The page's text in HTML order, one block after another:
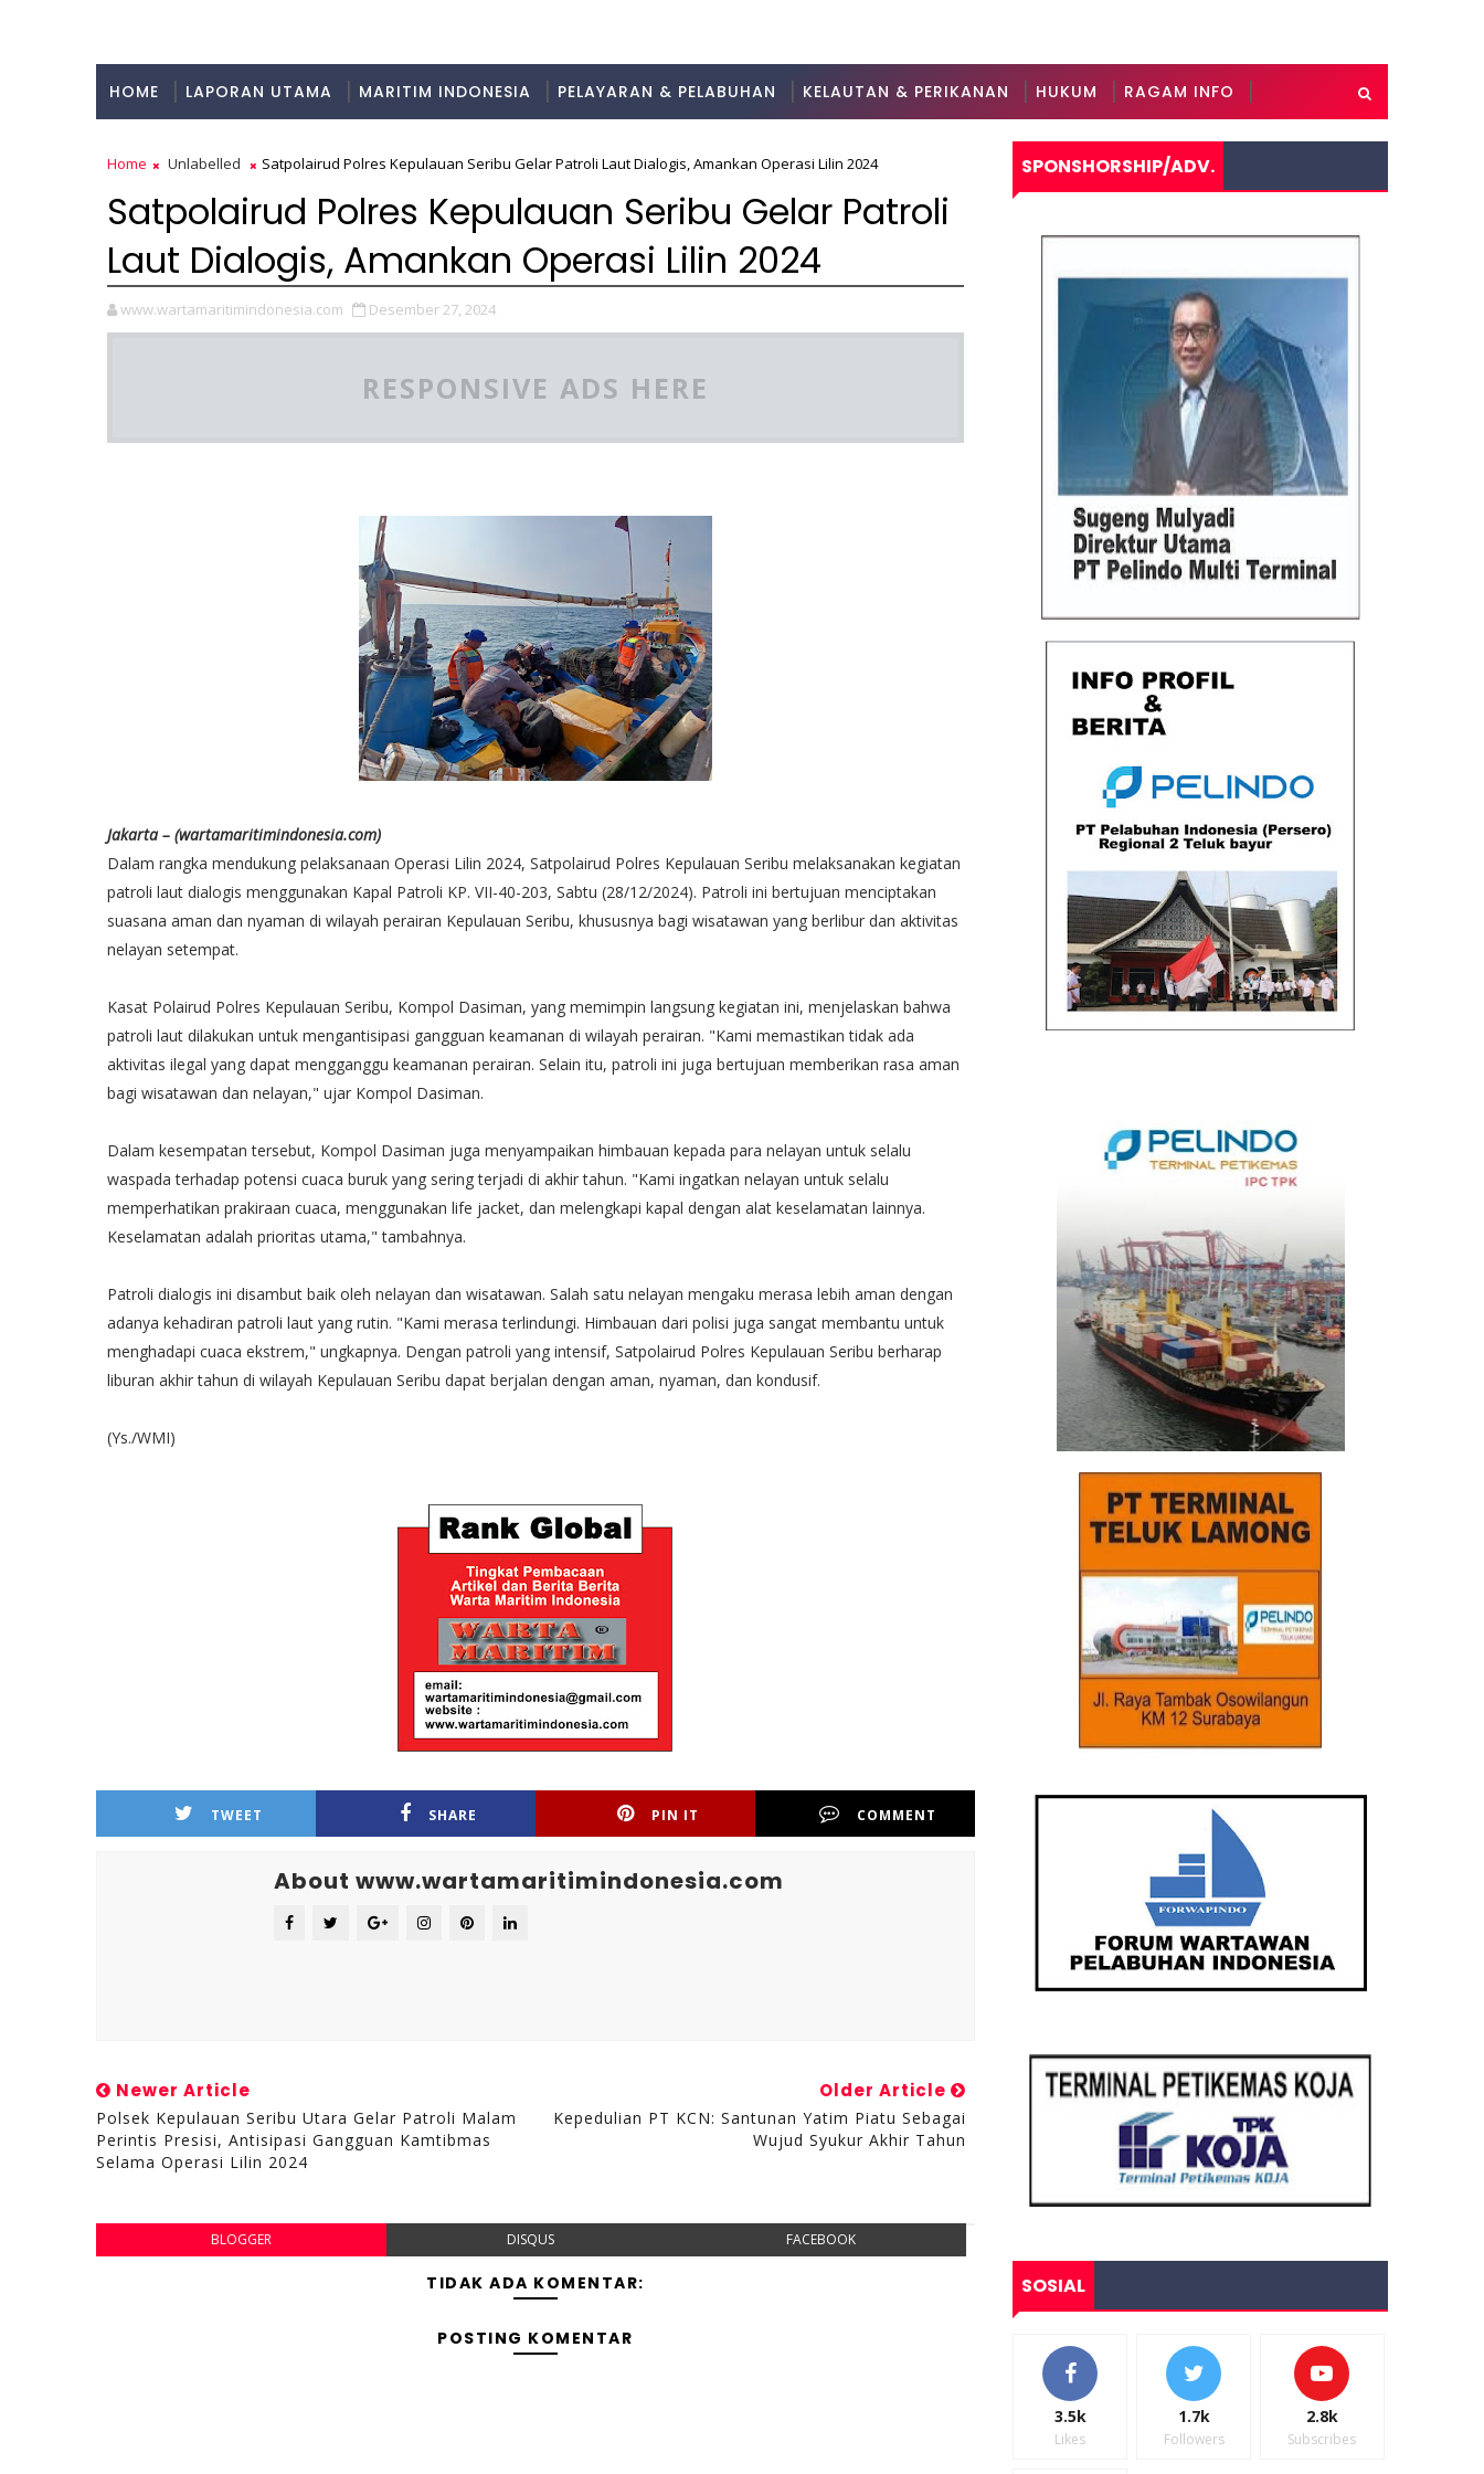
HOME LAPORAN UTAMA MARITIM INDONESIA PELAYARAN & PELABUHAN KELAUTAN & PERIKANAN HUKUM RAGAM INFO
Home Unlabelled Satpolairud Polres Kepulauan Seribu Gelar Patroli Laut Dialogis, Amankan Operasi Lilin 2024
Satpolairud Polres Kepulauan Seribu Gelar Patroli
Laut Dialogis, Amankan Operasi Lilin 2024
www.wartamaritimindonesia.com Desember 27, 2024
RESPONSIVE ADS HERE
Jakarta – (wartamaritimindonesia.com)
Dalam rangka mendukung pelaksanaan Operasi Lilin 2024, Satpolairud Polres Kepulauan Seribu melaksanakan kegiatan
patroli laut dialogis menggunakan Kapal Patroli KP. VII-40-203, Sabtu (28/12/2024). Patroli ini bertujuan menciptakan
suasana aman dan nyaman di wilayah perairan Kepulauan Seribu, khususnya bagi wisatawan yang berlibur dan aktivitas
nelayan setempat.
Kasat Polairud Polres Kepulauan Seribu, Kompol Dasiman, yang memimpin langsung kegiatan ini, menjelaskan bahwa
patroli laut dilakukan untuk mengantisipasi gangguan keamanan di wilayah perairan. "Kami memastikan tidak ada
aktivitas ilegal yang dapat mengganggu keamanan perairan. Selain itu, patroli ini juga bertujuan memberikan rasa aman
bagi wisatawan dan nelayan," ujar Kompol Dasiman.
Dalam kesempatan tersebut, Kompol Dasiman juga menyampaikan himbauan kepada para nelayan untuk selalu
waspada terhadap potensi cuaca buruk yang sering terjadi di akhir tahun. "Kami ingatkan nelayan untuk selalu
memperhatikan prakiraan cuaca, menggunakan life jacket, dan melengkapi kapal dengan alat keselamatan lainnya.
Keselamatan adalah prioritas utama," tambahnya.
Patroli dialogis ini disambut baik oleh nelayan dan wisatawan. Salah satu nelayan mengaku merasa lebih aman dengan
adanya kehadiran patroli laut yang rutin. "Kami merasa terlindungi. Himbauan dari polisi juga sangat membantu untuk
menghadapi cuaca ekstrem," ungkapnya. Dengan patroli yang intensif, Satpolairud Polres Kepulauan Seribu berharap
liburan akhir tahun di wilayah Kepulauan Seribu dapat berjalan dengan aman, nyaman, dan kondusif.
(Ys./WMI)
TWEET SHARE PIN IT COMMENT
About www.wartamaritimindonesia.com
Newer Article
Polsek Kepulauan Seribu Utara Gelar Patroli Malam
Perintis Presisi, Antisipasi Gangguan Kamtibmas
Selama Operasi Lilin 2024
Older Article
Kepedulian PT KCN: Santunan Yatim Piatu Sebagai
Wujud Syukur Akhir Tahun
BLOGGER DISQUS FACEBOOK
TIDAK ADA KOMENTAR:
POSTING KOMENTAR
SPONSHORSHIP/ADV.
SOSIAL
3.5k
Likes
1.7k
Followers
2.8k
Subscribes